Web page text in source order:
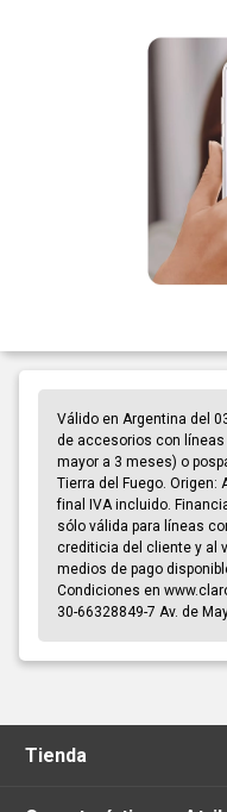
Válido en Argentina del
de accesorios con líneas
mayor a 3 meses) o
Tierra del Fuego. Origen:
final IVA incluido.
sólo válida para líneas
crediticia del cliente y al
medios de pago
Condiciones en
30-66328849-7 Av. de
Tienda